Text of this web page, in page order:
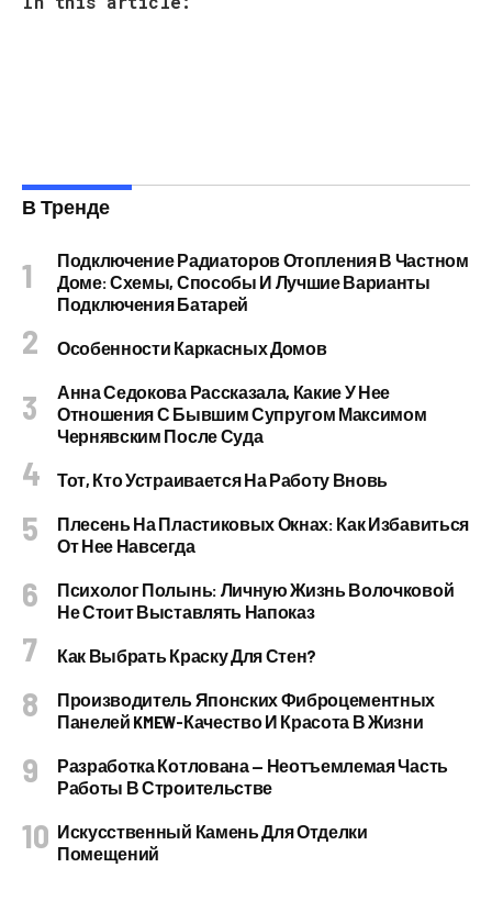
В Тренде
Подключение Радиаторов Отопления В Частном
Доме: Схемы, Способы И Лучшие Варианты
Подключения Батарей
Особенности Каркасных Домов
Анна Седокова Рассказала, Какие У Нее
Отношения С Бывшим Супругом Максимом
Чернявским После Суда
Тот, Кто Устраивается На Работу Вновь
Плесень На Пластиковых Окнах: Как Избавиться
От Нее Навсегда
Психолог Полынь: Личную Жизнь Волочковой
Не Стоит Выставлять Напоказ
Как Выбрать Краску Для Стен?
Производитель Японских Фиброцементных
Панелей KMEW-Качество И Красота В Жизни
Разработка Котлована — Неотъемлемая Часть
Работы В Строительстве
Искусственный Камень Для Отделки
Помещений